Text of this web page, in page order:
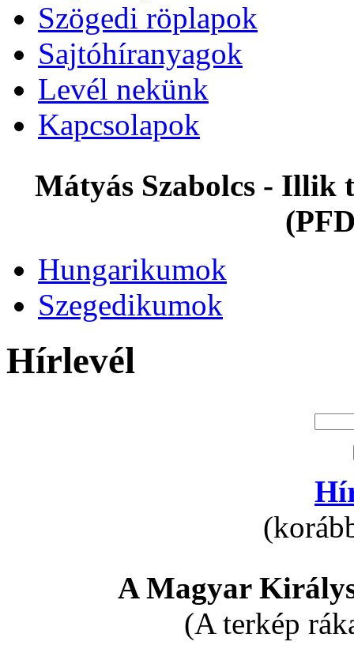
Szögedi röplapok
Sajtóhíranyagok
Levél nekünk
Kapcsolapok
Mátyás Szabolcs - Illik
Hungarikumok
Szegedikumok
Hírlevél
A Magyar
(A terkép